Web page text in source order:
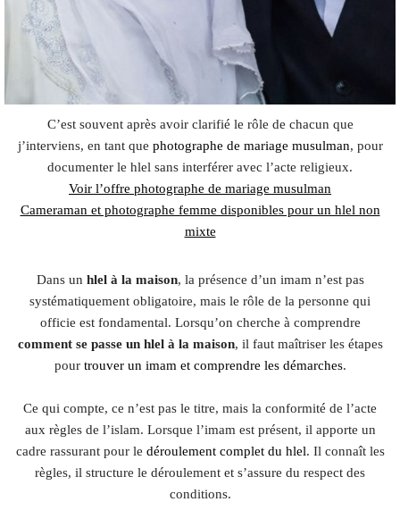
C’est souvent après avoir clarifié le rôle de chacun que
j’interviens, en tant que photographe de mariage musulman, pour
documenter le hlel sans interférer avec l’acte religieux.
Voir l’offre photographe de mariage musulman
Cameraman et photographe femme disponibles pour un hlel non
mixte
Dans un hlel à la maison, la présence d’un imam n’est pas
systématiquement obligatoire, mais le rôle de la personne qui
officie est fondamental. Lorsqu’on cherche à comprendre
comment se passe un hlel à la maison, il faut maîtriser les étapes
pour trouver un imam et comprendre les démarches.
Ce qui compte, ce n’est pas le titre, mais la conformité de l’acte
aux règles de l’islam. Lorsque l’imam est présent, il apporte un
cadre rassurant pour le déroulement complet du hlel. Il connaît les
règles, il structure le déroulement et s’assure du respect des
conditions.